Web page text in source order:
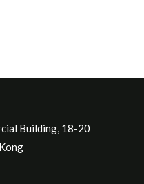
Building, 18-20